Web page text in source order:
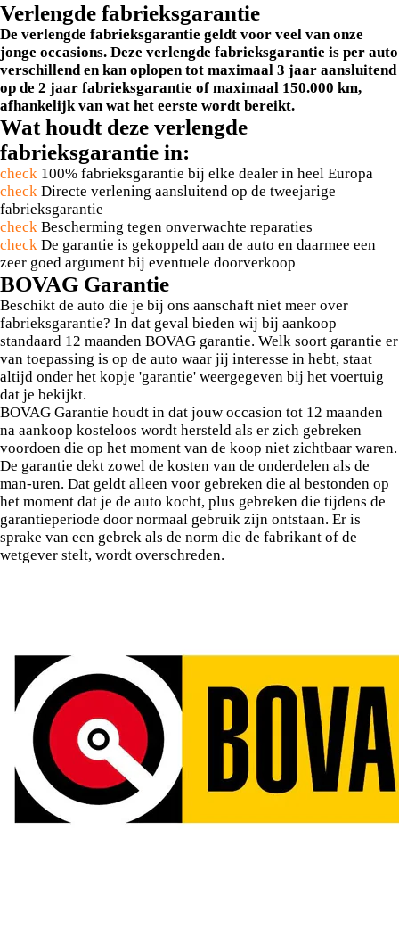
Verlengde fabrieksgarantie
De verlengde fabrieksgarantie geldt voor veel van onze
jonge occasions. Deze verlengde fabrieksgarantie is per auto
verschillend en kan oplopen tot maximaal 3 jaar aansluitend
op de 2 jaar fabrieksgarantie of maximaal 150.000 km,
afhankelijk van wat het eerste wordt bereikt.
Wat houdt deze verlengde
fabrieksgarantie in:
check 100% fabrieksgarantie bij elke dealer in heel Europa
check Directe verlening aansluitend op de tweejarige
fabrieksgarantie
check Bescherming tegen onverwachte reparaties
check De garantie is gekoppeld aan de auto en daarmee een
zeer goed argument bij eventuele doorverkoop
BOVAG Garantie
Beschikt de auto die je bij ons aanschaft niet meer over
fabrieksgarantie? In dat geval bieden wij bij aankoop
standaard 12 maanden BOVAG garantie. Welk soort garantie er
van toepassing is op de auto waar jij interesse in hebt, staat
altijd onder het kopje 'garantie' weergegeven bij het voertuig
dat je bekijkt.
BOVAG Garantie houdt in dat jouw occasion tot 12 maanden
na aankoop kosteloos wordt hersteld als er zich gebreken
voordoen die op het moment van de koop niet zichtbaar waren.
De garantie dekt zowel de kosten van de onderdelen als de
man-uren. Dat geldt alleen voor gebreken die al bestonden op
het moment dat je de auto kocht, plus gebreken die tijdens de
garantieperiode door normaal gebruik zijn ontstaan. Er is
sprake van een gebrek als de norm die de fabrikant of de
wetgever stelt, wordt overschreden.